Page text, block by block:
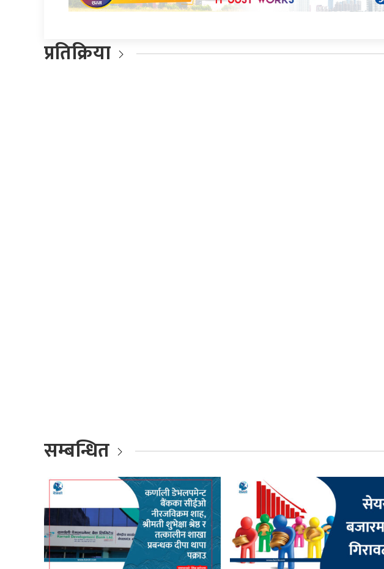
प्रतिक्रिया
सम्बन्धित